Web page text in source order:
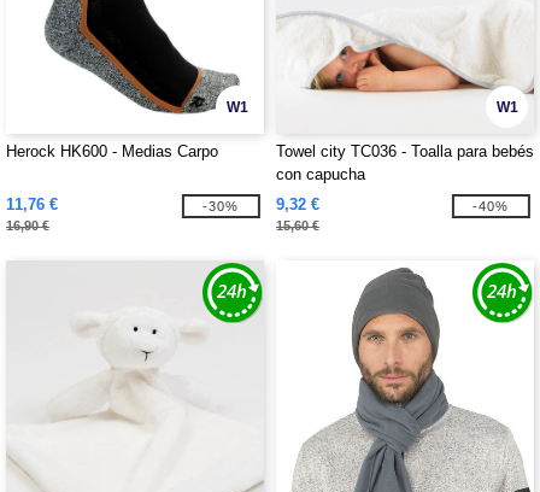
W1
Herock HK600 - Medias Carpo
11,76 €
16,90 €
-30%
W1
Towel city TC036 - Toalla para bebés
con capucha
9,32 €
15,60 €
-40%